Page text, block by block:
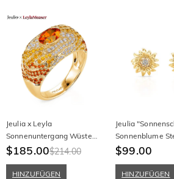
Jeulia x Leyla
Sonnenuntergang Wüste
Art Deco Goldener
$185.00$214.00
HINZUFÜGEN
Jeulia
Sonnenblume
Silber Ohrringe
$99.00
HINZUFÜGEN